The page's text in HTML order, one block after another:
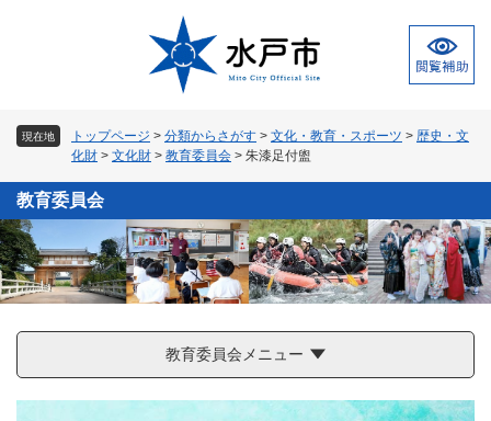
本
文
へ
現在地 トップページ > 分類からさがす > 文化・教育・スポーツ > 歴史・文
化財 > 文化財 > 教育委員会 > 朱漆足付盥
教育委員会
教育委員会メニュー